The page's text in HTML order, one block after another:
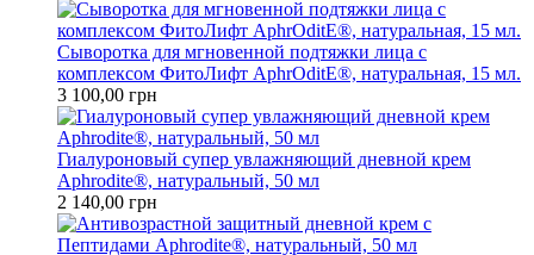
Сыворотка для мгновенной подтяжки лица с
комплексом ФитоЛифт AphrOditE®, натуральная, 15 мл.
3 100,00 грн
Гиалуроновый супер увлажняющий дневной крем
Aphrodite®, натуральный, 50 мл
2 140,00 грн